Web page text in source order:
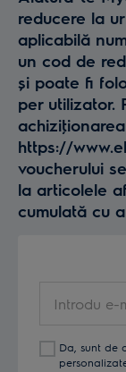
reducere la
aplicabilă
un cod de
și poate fi
per utilizator.
https://
voucherului
la articolele
cumulată cu
tău Da, sunt de